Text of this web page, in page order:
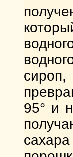
95° и